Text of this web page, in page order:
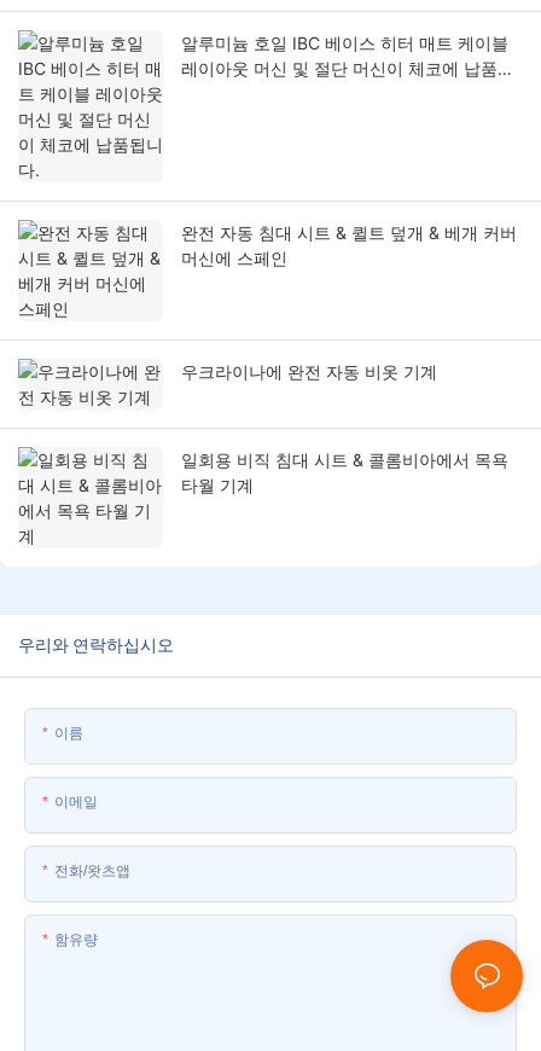
알루미늄 호일 IBC 베이스 히터 매트 케이블
레이아웃 머신 및 절단 머신이 체코에 납품됩
완전 자동 침대 시트 & 퀼트 덮개 & 베개 커버
머신에 스페인
우크라이나에 완전 자동 비옷 기계
일회용 비직 침대 시트 & 콜롬비아에서 목욕
타월 기계
우리와 연락하십시오
이름
이메일
전화/왓츠앱
함유량